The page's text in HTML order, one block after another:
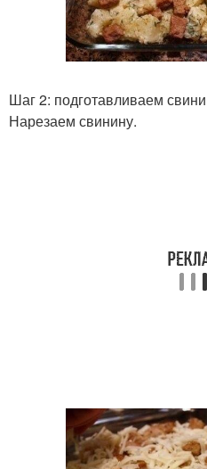
Шаг 2: подготавливаем
Нарезаем свинину.